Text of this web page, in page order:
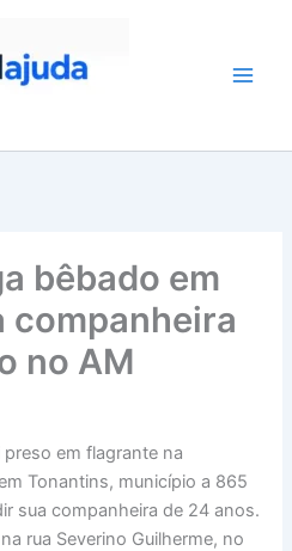
bêbado em
companheira
no AM
em flagrante na
Tonantins, município a 865
sua companheira de 24 anos.
rua Severino Guilherme, no